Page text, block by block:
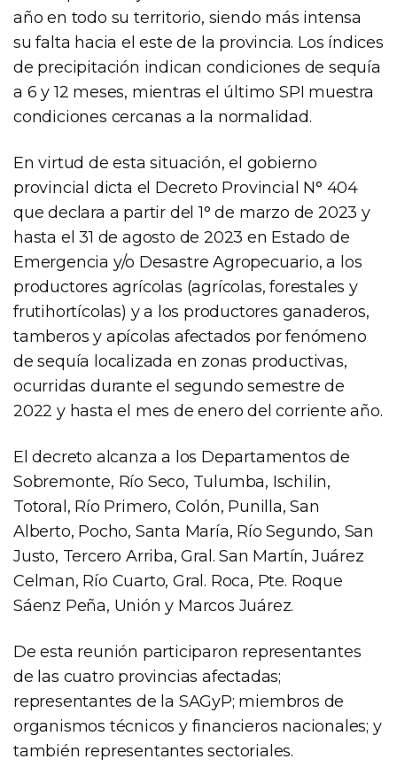
año en todo su territorio, siendo más intensa
su falta hacia el este de la provincia. Los índices
de precipitación indican condiciones de sequía
a 6 y 12 meses, mientras el último SPI muestra
condiciones cercanas a la normalidad.
En virtud de esta situación, el gobierno
provincial dicta el Decreto Provincial N° 404
que declara a partir del 1° de marzo de 2023 y
hasta el 31 de agosto de 2023 en Estado de
Emergencia y/o Desastre Agropecuario, a los
productores agrícolas (agrícolas, forestales y
frutihortícolas) y a los productores ganaderos,
tamberos y apícolas afectados por fenómeno
de sequía localizada en zonas productivas,
ocurridas durante el segundo semestre de
2022 y hasta el mes de enero del corriente año.
El decreto alcanza a los Departamentos de
Sobremonte, Río Seco, Tulumba, Ischilin,
Totoral, Río Primero, Colón, Punilla, San
Alberto, Pocho, Santa María, Río Segundo, San
Justo, Tercero Arriba, Gral. San Martín, Juárez
Celman, Río Cuarto, Gral. Roca, Pte. Roque
Sáenz Peña, Unión y Marcos Juárez.
De esta reunión participaron representantes
de las cuatro provincias afectadas;
representantes de la SAGyP; miembros de
organismos técnicos y financieros nacionales; y
también representantes sectoriales.